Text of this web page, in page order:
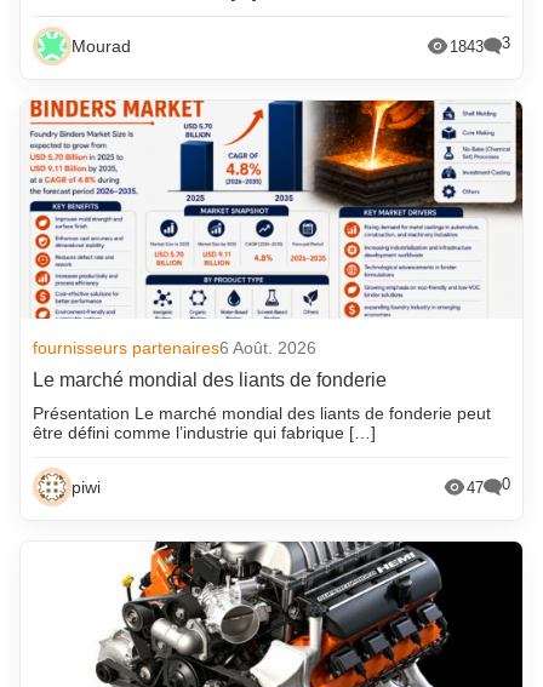
Mourad 1843 3
fournisseurs partenaires6 Août. 2026
Le marché mondial des liants de fonderie
Présentation Le marché mondial des liants de fonderie peut
être défini comme l’industrie qui fabrique […]
piwi 47 0